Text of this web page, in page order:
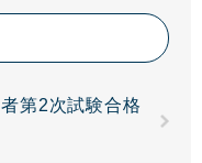
第2次試験合格